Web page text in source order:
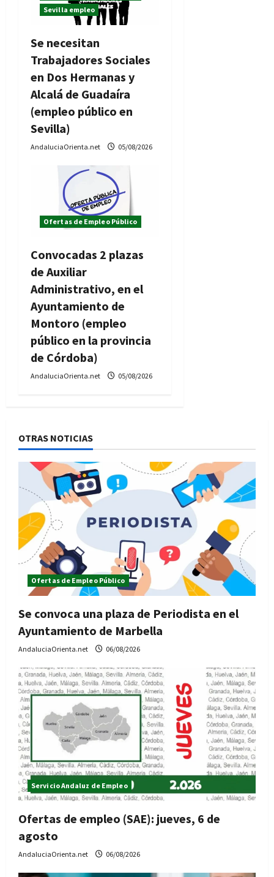
Sevilla empleo
Se necesitan
Trabajadores Sociales
en Dos Hermanas y
Alcalá de Guadaíra
(empleo público en
Sevilla)
AndaluciaOrienta.net 05/08/2026
Ofertas de Empleo Público
Convocadas 2 plazas
de Auxiliar
Administrativo, en el
Ayuntamiento de
Montoro (empleo
público en la provincia
de Córdoba)
AndaluciaOrienta.net 05/08/2026
OTRAS NOTICIAS
Ofertas de Empleo Público
Se convoca una plaza de Periodista en el
Ayuntamiento de Marbella
AndaluciaOrienta.net 06/08/2026
Servicio Andaluz de Empleo
Ofertas de empleo (SAE): jueves, 6 de
agosto
AndaluciaOrienta.net 06/08/2026